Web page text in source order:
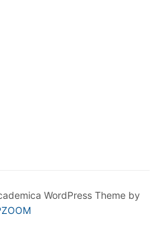
WordPress Theme by